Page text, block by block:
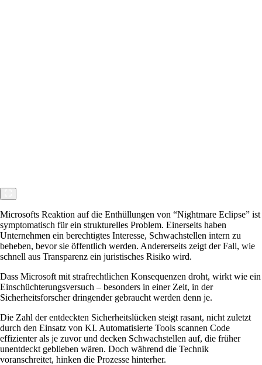
Microsofts Reaktion auf die Enthüllungen von “Nightmare Eclipse” ist
symptomatisch für ein strukturelles Problem. Einerseits haben
Unternehmen ein berechtigtes Interesse, Schwachstellen intern zu
beheben, bevor sie öffentlich werden. Andererseits zeigt der Fall, wie
schnell aus Transparenz ein juristisches Risiko wird.
Dass Microsoft mit strafrechtlichen Konsequenzen droht, wirkt wie ein
Einschüchterungsversuch – besonders in einer Zeit, in der
Sicherheitsforscher dringender gebraucht werden denn je.
Die Zahl der entdeckten Sicherheitslücken steigt rasant, nicht zuletzt
durch den Einsatz von KI. Automatisierte Tools scannen Code
effizienter als je zuvor und decken Schwachstellen auf, die früher
unentdeckt geblieben wären. Doch während die Technik
voranschreitet, hinken die Prozesse hinterher.